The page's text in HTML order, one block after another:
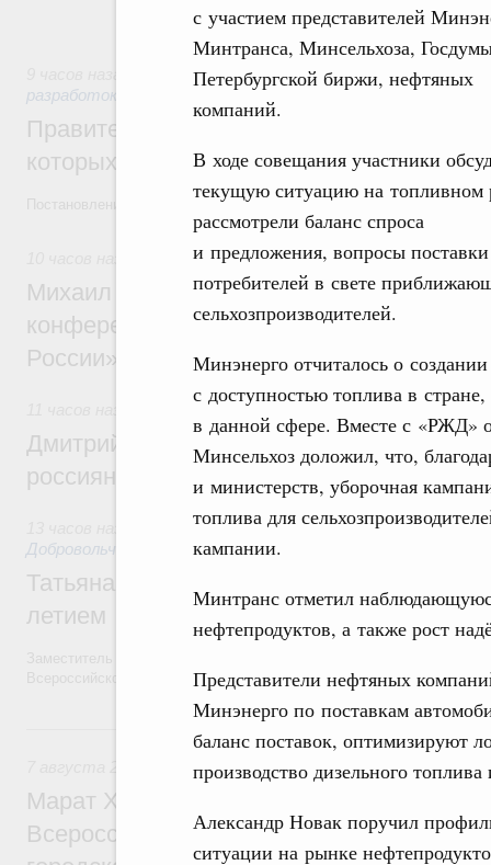
с участием представителей
Минтранса, Минсельхоза,
Петербургской биржи, нефтяных
компаний.
В ходе совещания участники
текущую ситуацию на топливном
рассмотрели баланс спроса
и предложения, вопросы
потребителей в свете
сельхозпроизводителей.
Минэнерго отчиталось о
с доступностью топлива в
в данной сфере. Вместе с «РЖД»
Минсельхоз доложил, что,
и министерств, уборочная
топлива для
кампании.
Минтранс отметил
нефтепродуктов, а также рост
Представители нефтяных
Минэнерго по поставкам
баланс поставок, оптимизируют
производство дизельного
Александр Новак поручил
ситуации на рынке
Государственная политика в сфере
разработок
Правительство расширило перечень
которых освобождаются от НДФЛ
Постановление от 5 августа 2026 года №978
Отрасль информационных технологий
Михаил Мишустин дал поручения по
конференции «Цифровая индустрия
России»
Спорт высших достижений и массовый
Дмитрий Чернышенко и Михаил
россиян с Днём физкультурника
Социальные инновации. Некоммерческие
Добровольчество и волонтёрство. Благотворительность
Татьяна Голикова поздравила
летием
Всероссийского общественного движения «Волонтёры-медики» с
Экономика городов. Городская среда
Марат Хуснуллин провёл заседание
Всероссийского конкурса лучших